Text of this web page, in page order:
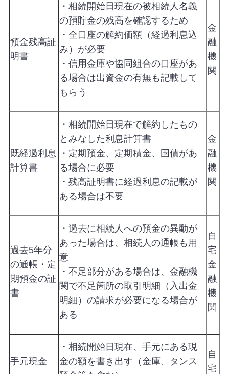
預金残高証
明書
・相続開始日現在の被相続人名義
の預貯金の残高を確認するため
・全口座の解約価額（経過利息込
み）が必要
・信用金庫や協同組合の口座があ
る場合は出資金の有無も記載して
もらう
金
融
機
関
既経過利息
計算書
・相続開始日現在で解約したもの
とみなした利息計算書
・定期預金、定期積金、国債があ
る場合に必要
・残高証明書に経過利息の記載が
ある場合は不要
金
融
機
関
過去5年分
の通帳・定
期預金の証
書
・過去に相続人への預金の異動が
あった場合は、相続人の通帳も用
意
・不足部分がある場合は、金融機
関で不足箇所の取引明細（入出金
明細）の請求が必要になる場合が
ある
自
宅
金
融
機
関
手元現金
・相続開始日現在、手元にある現
金の額を書き出す（金庫、タンス
自
宅